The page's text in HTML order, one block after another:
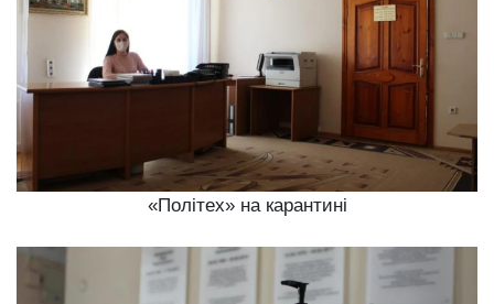
«Політех» на карантині